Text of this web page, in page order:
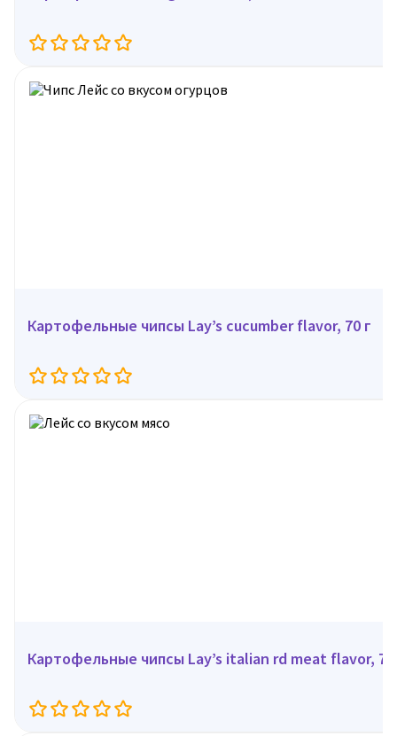
Картофельные чипсы Lay’s cucumber flavor, 70 г
Картофельные чипсы Lay’s italian rd meat flavor,